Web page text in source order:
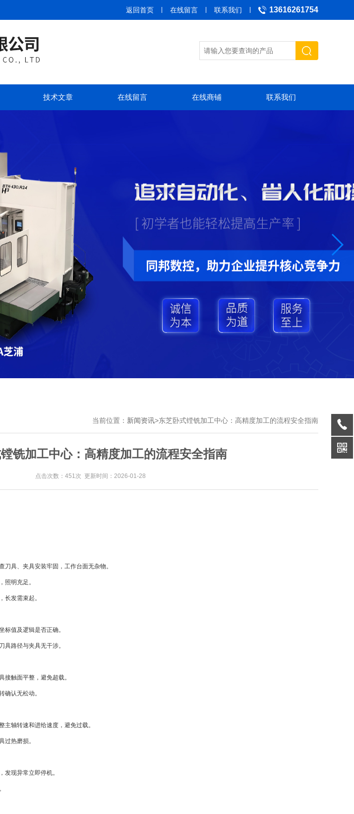
13616261754
返回首页 在线留言 联系我们
技术文章 在线留言 在线商铺 联系我们
当前位置： 新闻资讯>东芝卧式镗铣加工中心：高精度加工的流程安全指南
铣加工中心：高精度加工的流程安全指南
点击次数：451次 更新时间：2026-01-28
刀具、夹具安装牢固，工作台面无杂物。
照明充足。
长发需束起。
标值及逻辑是否正确。
具路径与夹具无干涉。
接触面平整，避免超载。
确认无松动。
主轴转速和进给速度，避免过载。
过热磨损。
发现异常立即停机。